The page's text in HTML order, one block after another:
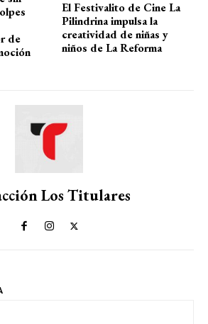
de
El Festivalito de Cine La
Pilindrina impulsa la
creatividad de niñas y
niños de La Reforma
Los Titulares